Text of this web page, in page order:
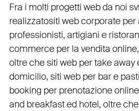
Fra i molti progetti web da noi
realizzatositi web corporateper
professionisti, artigiani e
commerceper la vendita
oltre chesiti web per take away
domicilio, siti web per bare
booking per prenotazione online
and breakfast ed hotel, oltre che